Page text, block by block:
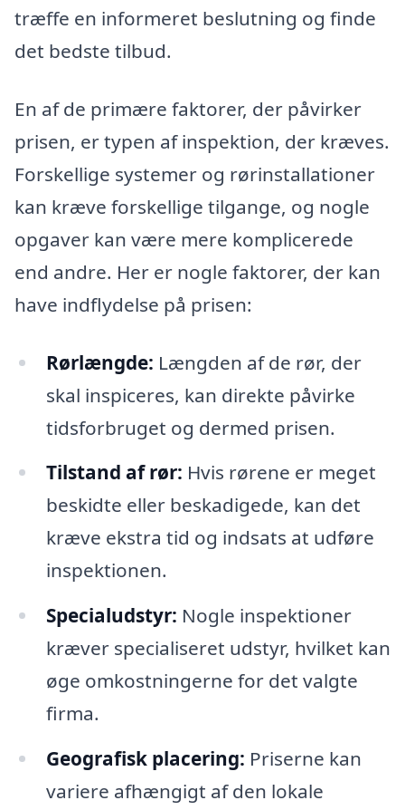
træffe en informeret beslutning og finde
det bedste tilbud.
En af de primære faktorer, der påvirker
prisen, er typen af inspektion, der kræves.
Forskellige systemer og rørinstallationer
kan kræve forskellige tilgange, og nogle
opgaver kan være mere komplicerede
end andre. Her er nogle faktorer, der kan
have indflydelse på prisen:
Rørlængde: Længden af de rør, der
skal inspiceres, kan direkte påvirke
tidsforbruget og dermed prisen.
Tilstand af rør: Hvis rørene er meget
beskidte eller beskadigede, kan det
kræve ekstra tid og indsats at udføre
inspektionen.
Specialudstyr: Nogle inspektioner
kræver specialiseret udstyr, hvilket kan
øge omkostningerne for det valgte
firma.
Geografisk placering: Priserne kan
variere afhængigt af den lokale